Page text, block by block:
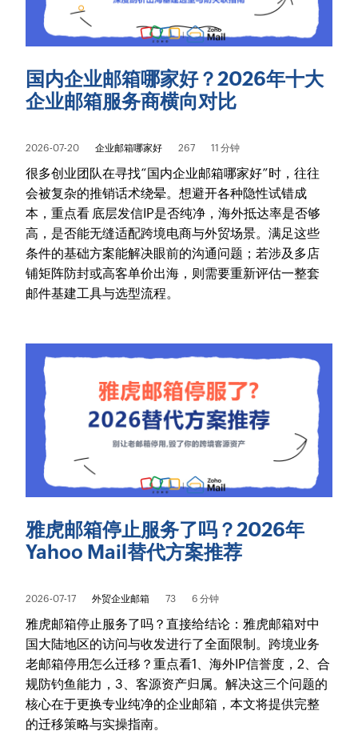
国内企业邮箱哪家好？2026年十大
企业邮箱服务商横向对比
2026-07-20 企业邮箱哪家好 267 11 分钟
很多创业团队在寻找“国内企业邮箱哪家好”时，往往
会被复杂的推销话术绕晕。想避开各种隐性试错成
本，重点看 底层发信IP是否纯净，海外抵达率是否够
高，是否能无缝适配跨境电商与外贸场景。满足这些
条件的基础方案能解决眼前的沟通问题；若涉及多店
铺矩阵防封或高客单价出海，则需要重新评估一整套
邮件基建工具与选型流程。
雅虎邮箱停止服务了吗？2026年
Yahoo Mail替代方案推荐
2026-07-17 外贸企业邮箱 73 6 分钟
雅虎邮箱停止服务了吗？直接给结论：雅虎邮箱对中
国大陆地区的访问与收发进行了全面限制。跨境业务
老邮箱停用怎么迁移？重点看1、海外IP信誉度，2、合
规防钓鱼能力，3、客源资产归属。解决这三个问题的
核心在于更换专业纯净的企业邮箱，本文将提供完整
的迁移策略与实操指南。